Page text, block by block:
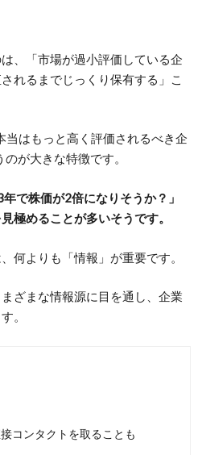
、「市場が過小評価している企
れるまでじっくり保有する」こ
当はもっと高く評価されるべき企
が大きな特徴です。
で株価が2倍になりそうか？」
極めることが多いそうです。
何よりも「情報」が重要です。
ざまな情報源に目を通し、企業
。
コンタクトを取ることも